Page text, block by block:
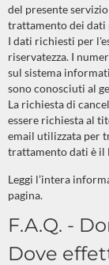
del presente
trattamento dei dati
I dati richiesti per
riservatezza. I
sul sistema
sono conosciuti al
La richiesta di
essere richiesta al
email utilizzata per
trattamento dati è il
Leggi l’intera
pagina.
F.A.Q. -
Dove